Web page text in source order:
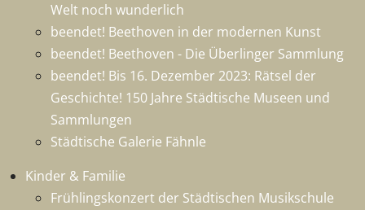
Welt noch wunderlich
beendet! Beethoven in der modernen Kunst
beendet! Beethoven - Die Überlinger Sammlung
beendet! Bis 16. Dezember 2023: Rätsel der
Geschichte! 150 Jahre Städtische Museen und
Sammlungen
Städtische Galerie Fähnle
Kinder & Familie
Frühlingskonzert der Städtischen Musikschule